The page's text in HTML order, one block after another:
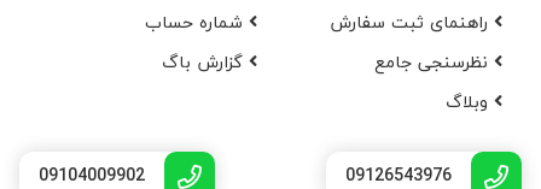
راهنمای ثبت سفارش
شماره حساب
نظرسنجی جامع
گزارش باگ
وبلاگ
09126543976
09104009902